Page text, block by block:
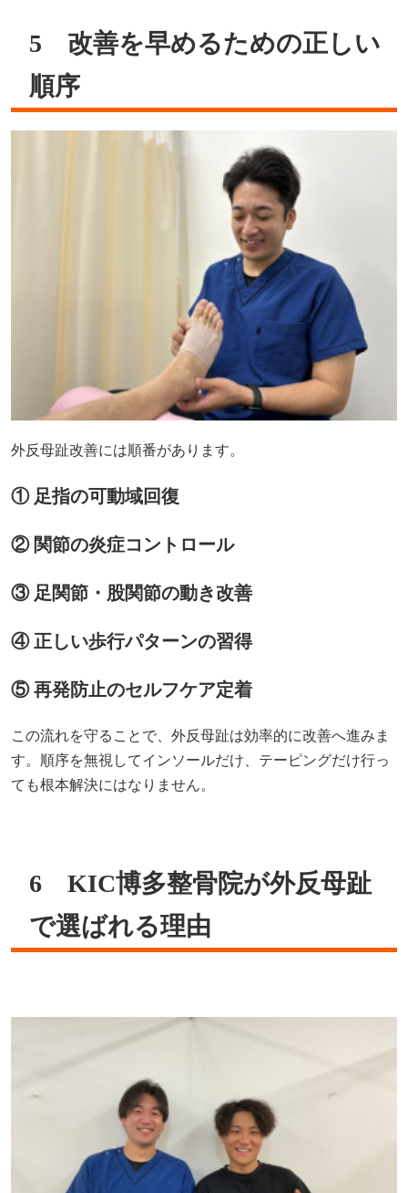
5 改善を早めるための正しい
順序
外反母趾改善には順番があります。
① 足指の可動域回復
② 関節の炎症コントロール
③ 足関節・股関節の動き改善
④ 正しい歩行パターンの習得
⑤ 再発防止のセルフケア定着
この流れを守ることで、外反母趾は効率的に改善へ進みま
す。順序を無視してインソールだけ、テーピングだけ行っ
ても根本解決にはなりません。
6 KIC博多整骨院が外反母趾
で選ばれる理由